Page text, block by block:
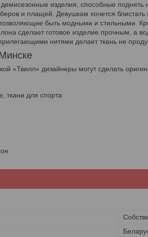
демисезонные изделия, способные
и плащей. Девушкам хочется
быть модными и стильными.
сделает готовое изделие прочным, а
нитями делает ткань не
«Твилл» дизайнеры могут сделать
ткани для спорта